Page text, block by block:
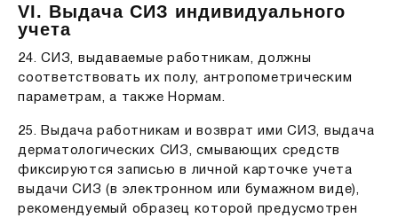
VI. Выдача СИЗ индивидуального
учета
24. СИЗ, выдаваемые работникам, должны
соответствовать их полу, антропометрическим
параметрам, а также Нормам.
25. Выдача работникам и возврат ими СИЗ, выдача
дерматологических СИЗ, смывающих средств
фиксируются записью в личной карточке учета
выдачи СИЗ (в электронном или бумажном виде),
рекомендуемый образец которой предусмотрен